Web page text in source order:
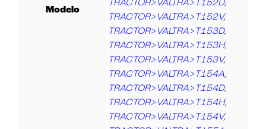
Modelo
TRACTOR>VALTRA>T152D,
TRACTOR>VALTRA>T152V,
TRACTOR>VALTRA>T153D,
TRACTOR>VALTRA>T153H,
TRACTOR>VALTRA>T153V,
TRACTOR>VALTRA>T154A,
TRACTOR>VALTRA>T154D,
TRACTOR>VALTRA>T154H,
TRACTOR>VALTRA>T154V,